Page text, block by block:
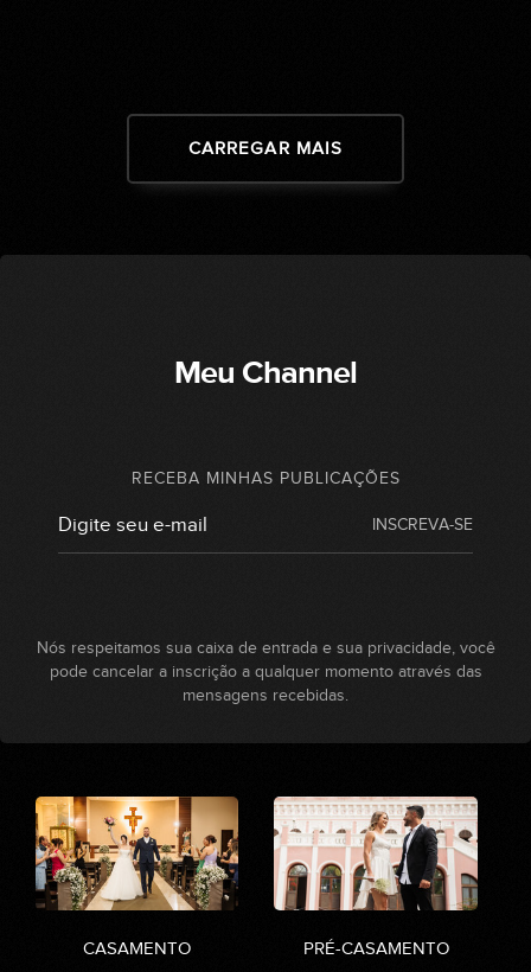
CARREGAR MAIS
Meu Channel
RECEBA MINHAS PUBLICAÇÕES
INSCREVA-SE
Nós respeitamos sua caixa de entrada e sua privacidade, você
pode cancelar a inscrição a qualquer momento através das
mensagens recebidas.
CASAMENTO PRÉ-CASAMENTO